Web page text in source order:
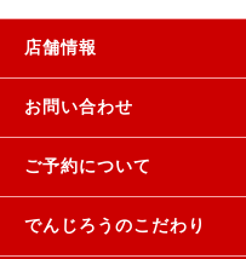
店舗情報
お問い合わせ
ご予約について
でんじろうのこだわり